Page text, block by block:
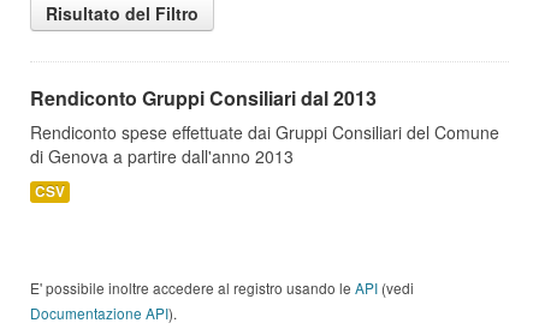
Risultato del Filtro
Rendiconto Gruppi Consiliari dal 2013
Rendiconto spese effettuate dai Gruppi Consiliari del Comune
di Genova a partire dall'anno 2013
CSV
E' possibile inoltre accedere al registro usando le API (vedi
Documentazione API).